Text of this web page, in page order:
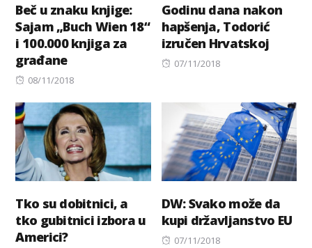
Beč u znaku knjige:
Sajam „Buch Wien 18“
i 100.000 knjiga za
građane
Posted
08/11/2018
Godinu dana nakon
hapšenja, Todorić
izručen Hrvatskoj
Posted
07/11/2018
Tko su dobitnici, a
tko gubitnici izbora u
Americi?
DW: Svako može da
kupi državljanstvo EU
Posted
07/11/2018